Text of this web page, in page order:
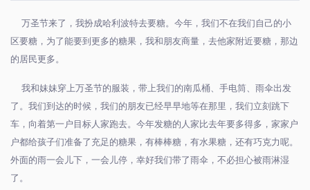
万圣节来了，我扮成哈利波特去要糖。今年，我们不在我们自己的小
区要糖，为了能要到更多的糖果，我和朋友商量，去他家附近要糖，那边
的居民更多。
我和妹妹穿上万圣节的服装，带上我们的南瓜桶、手电筒、雨伞出发
了。我们到达的时候，我们的朋友已经早早地等在那里，我们立刻跳下
车，向着第一户目标人家跑去。今年发糖的人家比去年要多得多，家家户
户都给孩子们准备了充足的糖果，有棒棒糖，有水果糖，还有巧克力呢。
外面的雨一会儿下，一会儿停，幸好我们带了雨伞，不必担心被雨淋湿
了。